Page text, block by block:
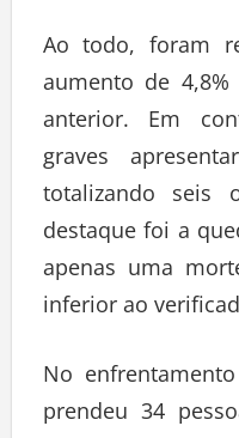
Ao todo, foram
aumento de
anterior. Em
graves
totalizando seis
destaque foi a
apenas uma
inferior ao
No
prendeu 34